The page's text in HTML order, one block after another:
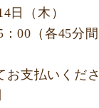
日（木）
：00（各45分間
お支払いくだ